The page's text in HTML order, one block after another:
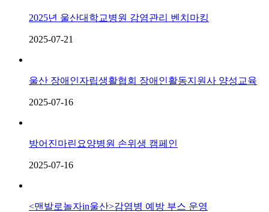
2025년 울산대학교병원 감염관리 벤치마킹
2025-07-21
울산 장애인자립생활협회 장애인활동지원사 양성교육
2025-07-16
방어진마린요양병원 손위생 캠페인
2025-07-16
<맨발로놀자in울산>감염병 예방 부스 운영